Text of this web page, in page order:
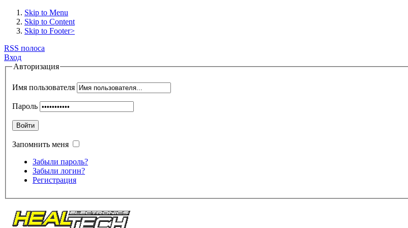
Skip to Menu
Skip to Content
Skip to Footer>
RSS полоса
Вход
Авторизация
Имя пользователя
Пароль
Войти
Запомнить меня
Забыли пароль?
Забыли логин?
Регистрация